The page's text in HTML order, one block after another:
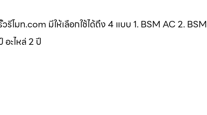
โมท.com มีให้เลือกใช้ได้ถึง 4 แบบ 1. BSM AC 2. BSM
ะไหล่ 2 ปี